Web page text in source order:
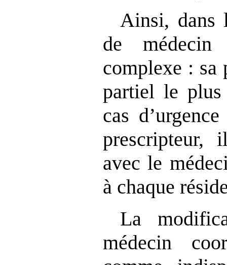
Ainsi, dans
de médecin
complexe : sa
partiel le
cas
avec le
à chaque
La
médecin